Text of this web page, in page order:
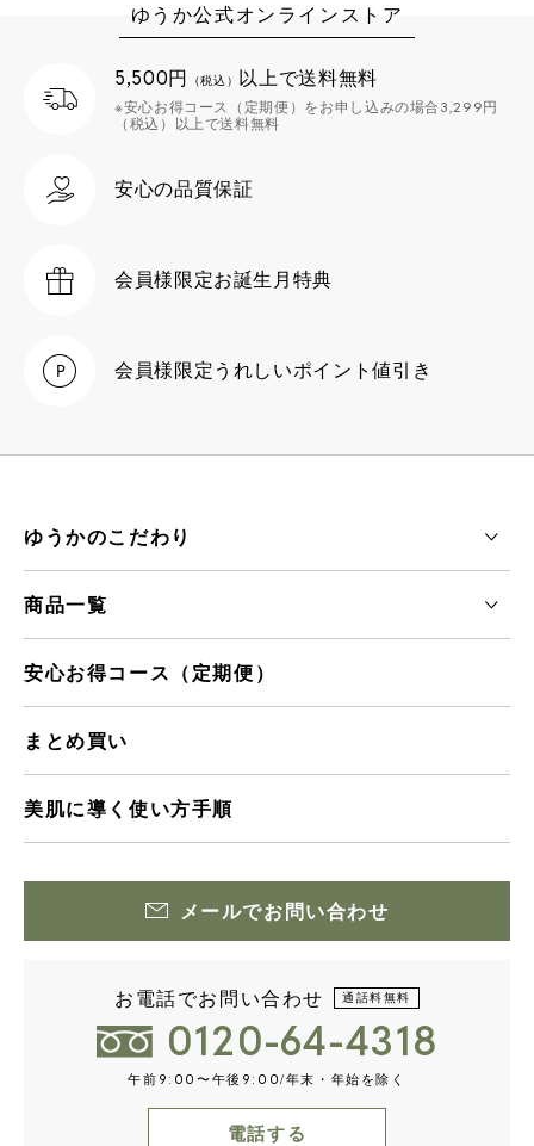
ゆうか公式オンラインストア
5,500円 （税込） 以上で送料無料
※安心お得コース（定期便）をお申し込みの場合3,299円
（税込）以上で送料無料
安心の品質保証
会員様限定お誕生月特典
会員様限定うれしいポイント値引き
ゆうかのこだわり
商品一覧
安心お得コース（定期便）
まとめ買い
美肌に導く使い方手順
メールでお問い合わせ
お電話でお問い合わせ 通話料無料
0120-64-4318
午前 9:00 〜午後 9:00/年末・年始を除く
電話する